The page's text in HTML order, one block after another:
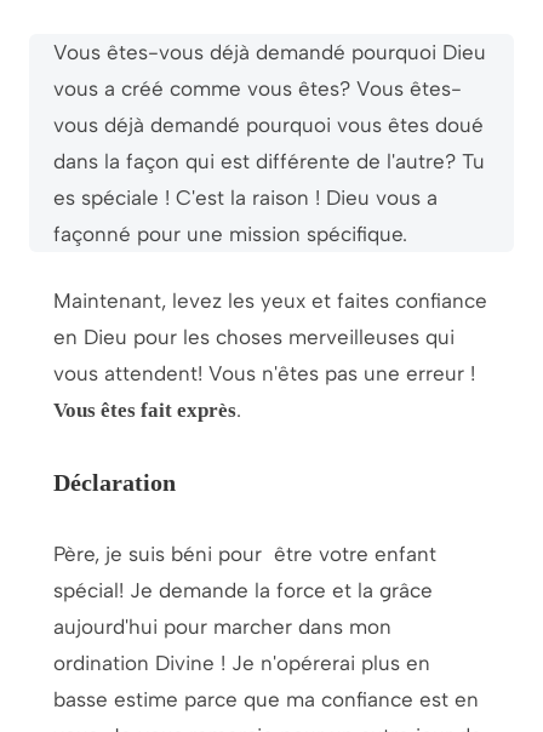
Vous êtes-vous déjà demandé pourquoi Dieu
vous a créé comme vous êtes? Vous êtes-
vous déjà demandé pourquoi vous êtes doué
dans la façon qui est différente de l'autre? Tu
es spéciale ! C'est la raison ! Dieu vous a
façonné pour une mission spécifique.
Maintenant, levez les yeux et faites confiance
en Dieu pour les choses merveilleuses qui
vous attendent! Vous n'êtes pas une erreur !
Vous êtes fait exprès.
Déclaration
Père, je suis béni pour être votre enfant
spécial! Je demande la force et la grâce
aujourd'hui pour marcher dans mon
ordination Divine ! Je n'opérerai plus en
basse estime parce que ma confiance est en